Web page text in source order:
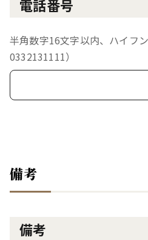
電話番号
半角数字16文字以内、ハイフ
0332131111）
備考
備考